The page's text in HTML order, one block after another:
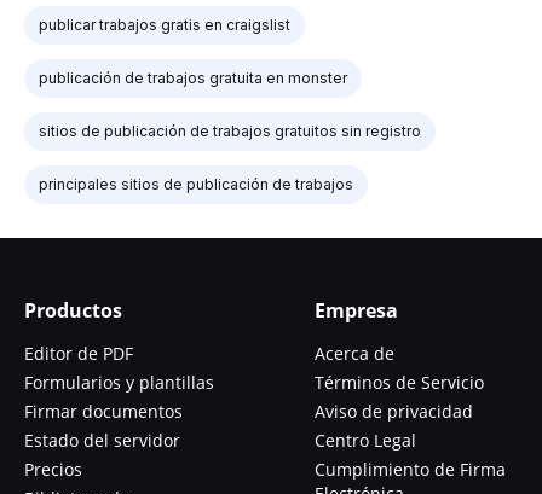
publicar trabajos gratis en craigslist
publicación de trabajos gratuita en monster
sitios de publicación de trabajos gratuitos sin registro
principales sitios de publicación de trabajos
Productos
Editor de PDF
Formularios y plantillas
Firmar documentos
Estado del servidor
Precios
Empresa
Acerca de
Términos de Servicio
Aviso de privacidad
Centro Legal
Cumplimiento de Firma